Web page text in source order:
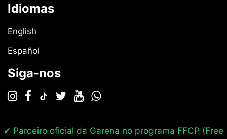
Idiomas
English
Español
Siga-nos
✔ Parceiro oficial da Garena no programa FFCP (Free